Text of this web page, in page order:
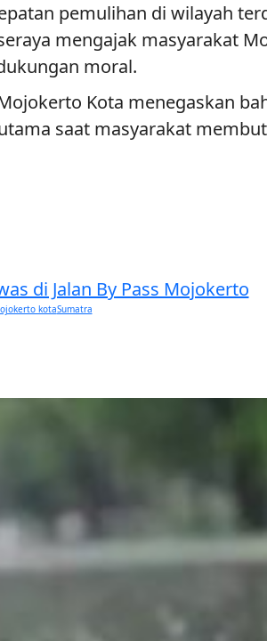
pemulihan di wilayah
mengajak masyarakat
moral.
Kota menegaskan
saat masyarakat
di Jalan By Pass Mojokerto
kotaSumatra